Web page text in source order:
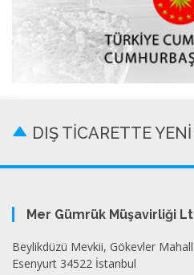
DIŞ TİCARETTE
Mer Gümrük Müşavirliği
Beylikdüzü Mevkii, Gökevler
Esenyurt 34522 İstanbul